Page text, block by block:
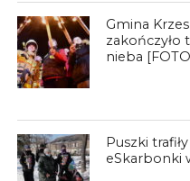
Gmina
zakończyło
nieba
Puszki
eSkarbonki